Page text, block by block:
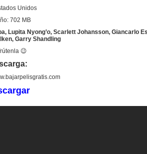
Unidos
702 MB
Lupita Nyong’o, Scarlett Johansson, Giancarlo
Garry Shandling
😉